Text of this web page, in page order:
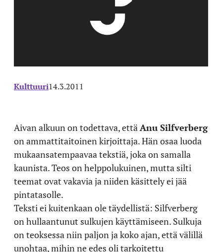
Kulttuuri14.3.2011
Aivan alkuun on todettava, että Anu Silfverberg
on ammattitaitoinen kirjoittaja. Hän osaa luoda
mukaansatempaavaa tekstiä, joka on samalla
kaunista. Teos on helppolukuinen, mutta silti
teemat ovat vakavia ja niiden käsittely ei jää
pintatasolle.
Teksti ei kuitenkaan ole täydellistä: Silfverberg
on hullaantunut sulkujen käyttämiseen. Sulkuja
on teoksessa niin paljon ja koko ajan, että välillä
unohtaa, mihin ne edes oli tarkoitettu